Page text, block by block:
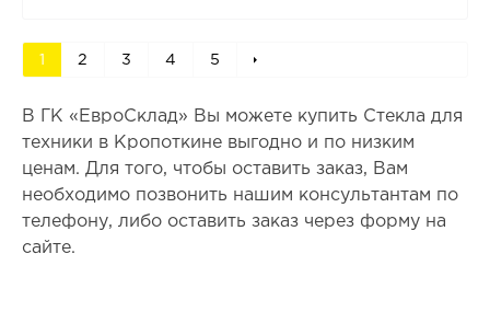
1 2 3 4 5
В ГК «ЕвроСклад» Вы можете купить Стекла для
техники в Кропоткине выгодно и по низким
ценам. Для того, чтобы оставить заказ, Вам
необходимо позвонить нашим консультантам по
телефону, либо оставить заказ через форму на
сайте.